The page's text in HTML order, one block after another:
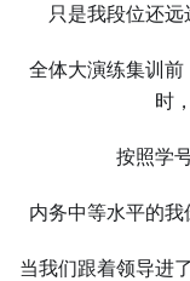
只是我段位还远
全体大演练集训
时
按照学
内务中等水平的我
当我们跟着领导进